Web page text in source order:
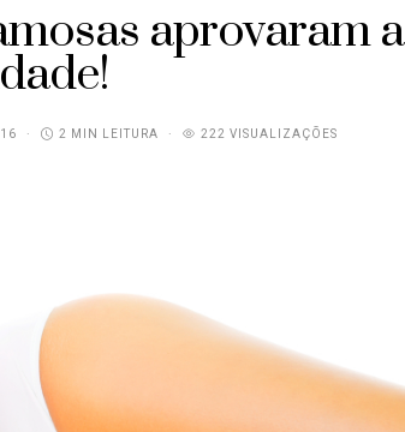
aprovaram a
2 MIN LEITURA 222 VISUALIZAÇÕES